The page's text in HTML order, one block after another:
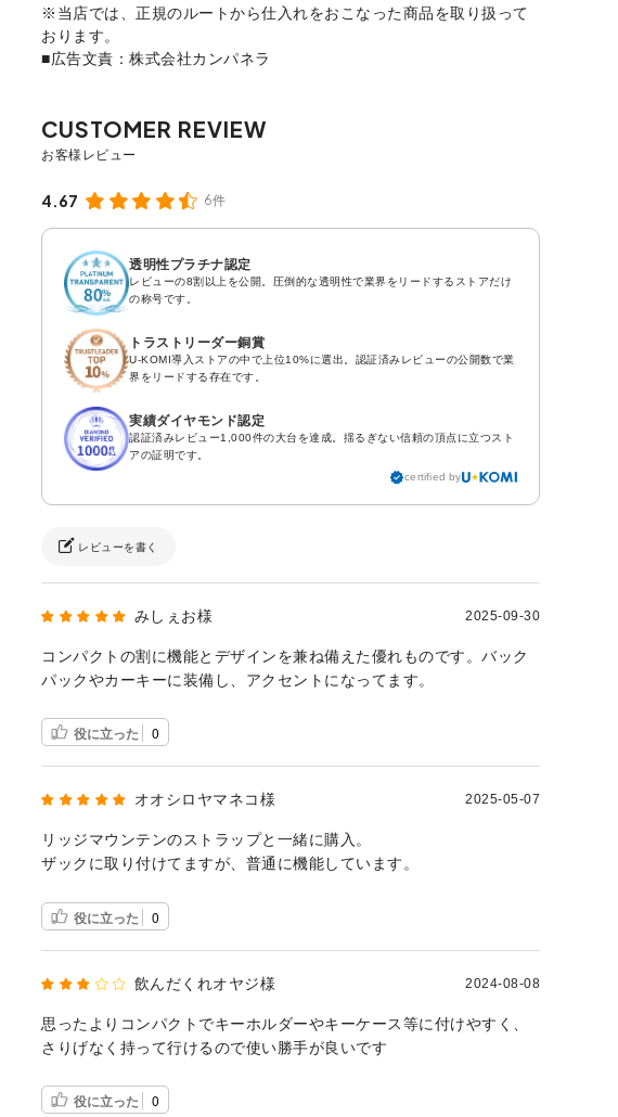
※当店では、正規のルートから仕入れをおこなった商品を取り扱って
おります。
■広告文責：株式会社カンパネラ
4.67 6件
透明性プラチナ認定
レビューの8割以上を公開。圧倒的な透明性で業界をリードするストアだけ
の称号です。
トラストリーダー銅賞
U-KOMI導入ストアの中で上位10%に選出。認証済みレビューの公開数で業
界をリードする存在です。
実績ダイヤモンド認定
認証済みレビュー1,000件の大台を達成。揺るぎない信頼の頂点に立つスト
アの証明です。
certified by
レビューを書く
みしぇお様 2025-09-30
コンパクトの割に機能とデザインを兼ね備えた優れものです。バック
パックやカーキーに装備し、アクセントになってます。
役に立った 0
オオシロヤマネコ様 2025-05-07
リッジマウンテンのストラップと一緒に購入。
ザックに取り付けてますが、普通に機能しています。
役に立った 0
飲んだくれオヤジ様 2024-08-08
思ったよりコンパクトでキーホルダーやキーケース等に付けやすく、
さりげなく持って行けるので使い勝手が良いです
役に立った 0